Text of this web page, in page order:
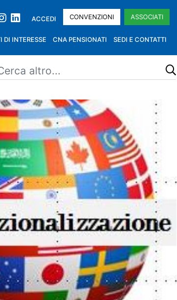
ACCEDI CONVENZIONI ASSOCIATI
DI INTERESSE CNA PENSIONATI SEDI E CONTATTI